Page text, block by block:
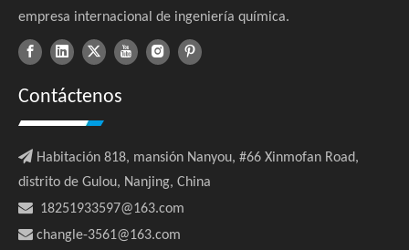
empresa internacional de ingeniería química.
Contáctenos
 Habitación 818, mansión Nanyou, #66 Xinmofan Road,
distrito de Gulou, Nanjing, China
 18251933597@163.com
 changle-3561@163.com